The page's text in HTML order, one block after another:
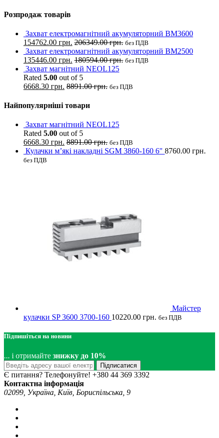
Розпродаж товарів
Захват електромагнітний акумуляторний BM3600
154762.00 грн. 206349.00грн. без ПДВ
Захват електромагнітний акумуляторний BM2500
135446.00 грн. 180594.00грн. без ПДВ
Захват магнітний NEOL125
Rated 5.00 out of 5
6668.30 грн. 8891.00грн. без ПДВ
Найпопулярніші товари
Захват магнітний NEOL125
Rated 5.00 out of 5
6668.30 грн. 8891.00грн. без ПДВ
Кулачки м’які накладні SGM 3860-160 6" 8760.00 грн.
без ПДВ
Майстер
кулачки SP 3600 3700-160 10220.00 грн. без ПДВ
Підпишіться на новини
... і отримайте знижку до 10%
Підписатися
Є питання? Телефонуйте! +380 44 369 3392
Контактна інформація
02099, Україна, Київ, Бориспільська, 9